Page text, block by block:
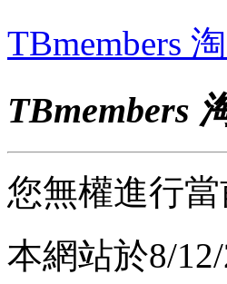
TBmembers
TBmembers
您無權進行
本網站於8/